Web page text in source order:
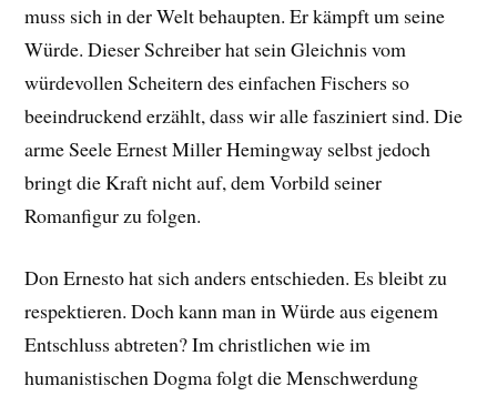
muss sich in der Welt behaupten. Er kämpft um seine
Würde. Dieser Schreiber hat sein Gleichnis vom
würdevollen Scheitern des einfachen Fischers so
beeindruckend erzählt, dass wir alle fasziniert sind. Die
arme Seele Ernest Miller Hemingway selbst jedoch
bringt die Kraft nicht auf, dem Vorbild seiner
Romanfigur zu folgen.
Don Ernesto hat sich anders entschieden. Es bleibt zu
respektieren. Doch kann man in Würde aus eigenem
Entschluss abtreten? Im christlichen wie im
humanistischen Dogma folgt die Menschwerdung